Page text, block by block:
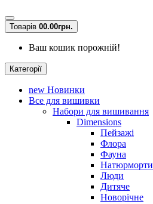
Товарів 00.00грн.
Ваш кошик порожній!
Категорії
new Новинки
Все для вишивки
Набори для вишивання
Dimensions
Пейзажі
Флора
Фауна
Натюрморти
Люди
Дитяче
Новорічне